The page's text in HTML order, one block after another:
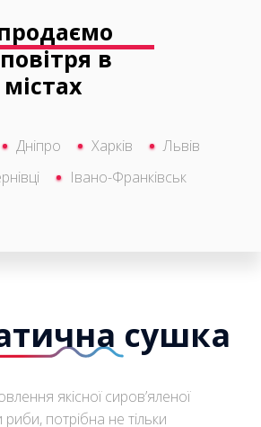
в
Дніпро Харків
Львів
Івано-Франківськ
сушка
якісної сиров’яленої
риби, потрібна не тільки